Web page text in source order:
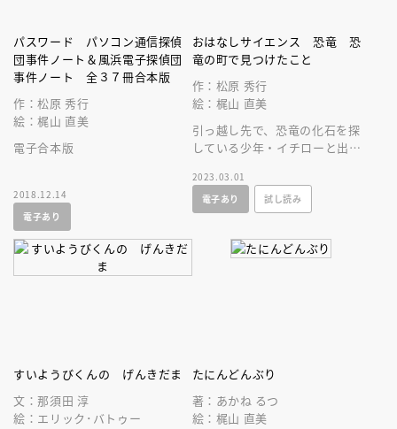
パスワード パソコン通信探偵
団事件ノート＆風浜電子探偵団
事件ノート 全３７冊合本版
作：松原 秀行
絵：梶山 直美
電子合本版
2018.12.14
電子あり
おはなしサイエンス 恐竜 恐
竜の町で見つけたこと
作：松原 秀行
絵：梶山 直美
引っ越し先で、恐竜の化石を探
している少年・イチローと出会
竜の不思議な魅力に惹かれはじ
めていく。
2023.03.01
電子あり
試し読み
すいようびくんの げんきだま
文：那須田 淳
絵：エリック･バトゥー
たにんどんぶり
著：あかね るつ
絵：梶山 直美